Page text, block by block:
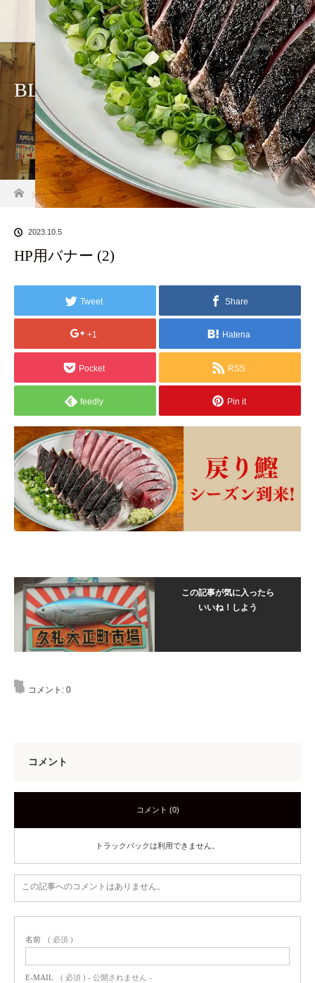
ホーム 店舗
BLOG
ホーム
ブログ一覧 HP用バナー (2)
2023.10.5
HP用バナー (2)
Tweet Share
+1 Hatena
Pocket RSS
feedly Pin it
この記事が気に入ったら
いいね！しよう
コメント: 0
コメント
コメント (0)
トラックバックは利用できません。
この記事へのコメントはありません。
名前 ( 必須 )
E-MAIL ( 必須 ) - 公開されません -